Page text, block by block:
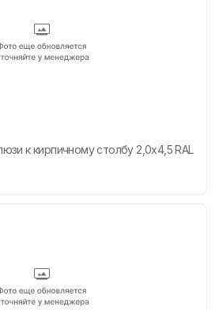
к кирпичному столбу 2,0х4,5 RAL